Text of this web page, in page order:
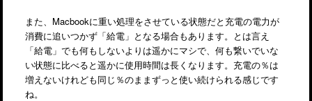
また、Macbookに重い処理をさせている状態だと充電の電力が
消費に追いつかず「給電」となる場合もあります。とは言え
「給電」でも何もしないよりは遥かにマシで、何も繋いでいな
い状態に比べると遥かに使用時間は長くなります。充電の％は
増えないけれども同じ％のままずっと使い続けられる感じです
ね。